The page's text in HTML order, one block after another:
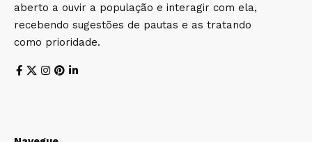
aberto a ouvir a população e interagir com ela,
recebendo sugestões de pautas e as tratando
como prioridade.